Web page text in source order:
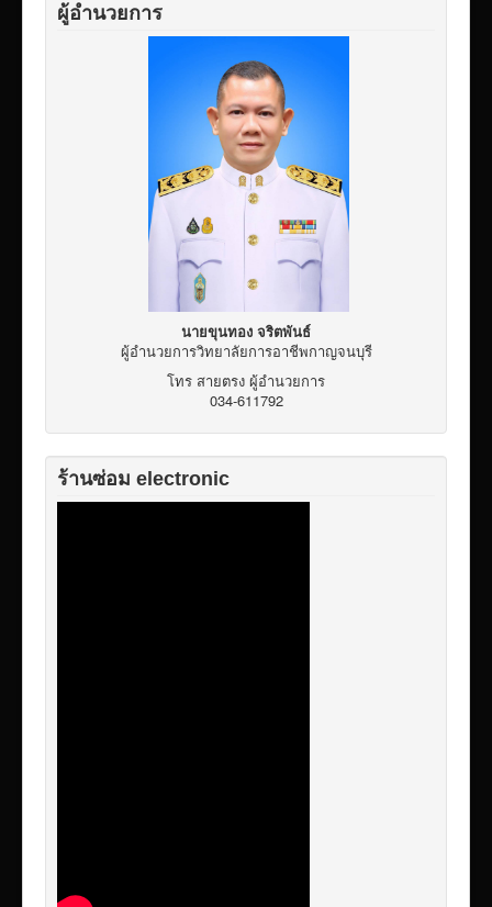
ผู้อำนวยการ
นายขุนทอง จริตพันธ์
ผู้อำนวยการวิทยาลัยการอาชีพกาญจนบุรี
โทร สายตรง ผู้อำนวยการ
034-611792
ร้านซ่อม electronic